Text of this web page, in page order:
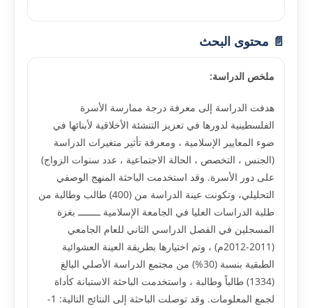
📄 محتوى البحث
ملخص الدراسة:
هدفت الدراسة إلى معرفة درجة ممارسة الأسرة
الفلسطينية لدورها في تعزيز التنشئة الأخلاقية لأبنائها في
ضوء المعايير الإسلامية ، ومعرفة تأثير متغيرات الدراسة
(الجنس ، التخصص ، الحالة الاجتماعية ، عدد سنوات الزواج)
على دور الأسرة. وقد استخدمت الباحثة المنهج الوصفي
التحليلي، وتكونت عينة الدراسة من (400) طالب وطالبة من
طلبة الدراسات العليا في الجامعة الإسلامية ــــــــ بغزة
المسجلين في الفصل الدراسي الثاني للعام الجامعي
(2011-2012م) ، وتم اختيارها بطريقة العينة العشوائية
الطبقية بنسبة (30%) من مجتمع الدراسة الأصلي البالغ
(1334) طالباً وطالبة ، واستخدمت الباحثة الاستبانة كأداة
لجمع المعلومات. وقد توصلت الباحثة إلى النتائج التالية: 1-